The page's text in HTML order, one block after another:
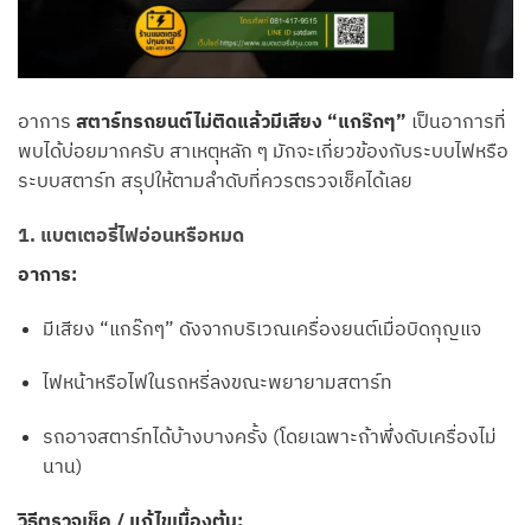
อาการ สตาร์ทรถยนต์ไม่ติดแล้วมีเสียง “แกร๊กๆ” เป็นอาการที่
พบได้บ่อยมากครับ สาเหตุหลัก ๆ มักจะเกี่ยวข้องกับระบบไฟหรือ
ระบบสตาร์ท สรุปให้ตามลำดับที่ควรตรวจเช็คได้เลย
1. แบตเตอรี่ไฟอ่อนหรือหมด
อาการ:
มีเสียง “แกร๊กๆ” ดังจากบริเวณเครื่องยนต์เมื่อบิดกุญแจ
ไฟหน้าหรือไฟในรถหรี่ลงขณะพยายามสตาร์ท
รถอาจสตาร์ทได้บ้างบางครั้ง (โดยเฉพาะถ้าพึ่งดับเครื่องไม่
นาน)